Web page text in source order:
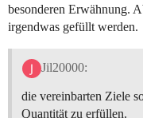
besonderen Erwähnung.
irgendwas gefüllt werden.
Jil20000:
die vereinbarten Ziele
Quantität zu erfüllen.